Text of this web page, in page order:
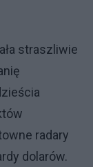
straszliwie
radary
dolarów.